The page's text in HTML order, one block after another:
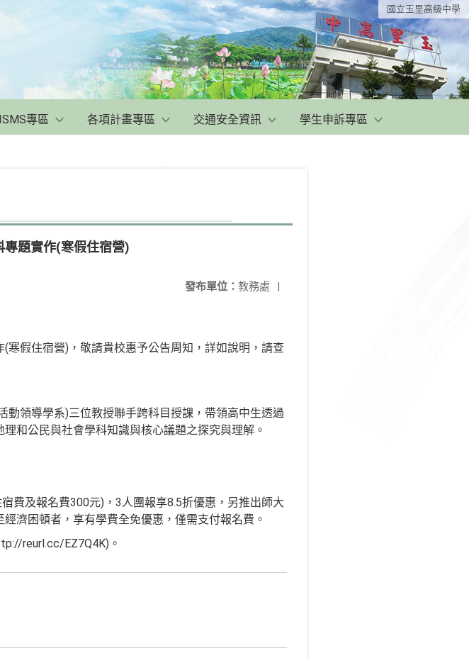
國立玉里高級中學
專區 各項計畫專區 交通安全資訊 學生申訴專區
專題實作(寒假住宿營)
發布單位： 教務處 |
假住宿營)，敬請貴校惠予公告周知，詳如說明，請查
領導學系)三位教授聯手跨科目授課，帶領高中生透過
和公民與社會學科知識與核心議題之探究與理解。
費及報名費300元)，3人團報享8.5折優惠，另推出師大
濟困頓者，享有學費全免優惠，僅需支付報名費。
reurl.cc/EZ7Q4K)。